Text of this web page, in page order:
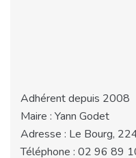
Adhérent depuis 2008
Maire : Yann Godet
Adresse : Le Bourg,
Téléphone : 02 96 89